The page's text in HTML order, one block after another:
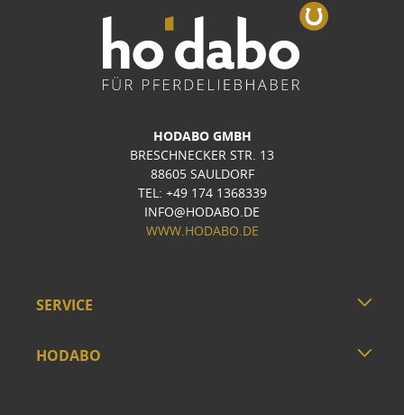
HODABO GMBH
BRESCHNECKER STR. 13
88605 SAULDORF
TEL: +49 174 1368339
INFO@HODABO.DE
WWW.HODABO.DE
SERVICE
HODABO